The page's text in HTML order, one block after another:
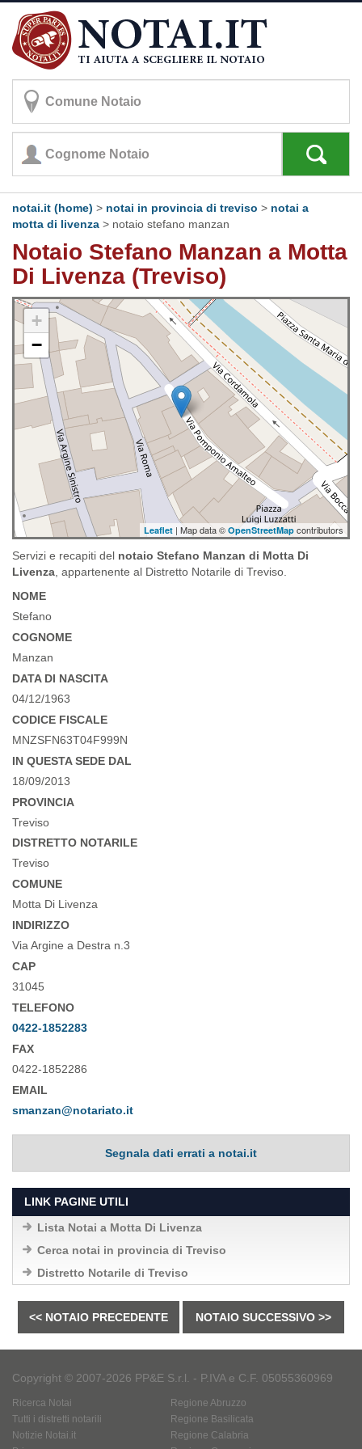
notai.it (home) > notai in provincia di treviso > notai a
motta di livenza > notaio stefano manzan
Notaio Stefano Manzan a Motta
Di Livenza (Treviso)
+
−
Leaflet | Map data © OpenStreetMap contributors
Servizi e recapiti del notaio Stefano Manzan di Motta Di
Livenza , appartenente al Distretto Notarile di Treviso.
NOME
Stefano
COGNOME
Manzan
DATA DI NASCITA
04/12/1963
CODICE FISCALE
MNZSFN63T04F999N
IN QUESTA SEDE DAL
18/09/2013
PROVINCIA
Treviso
DISTRETTO NOTARILE
Treviso
COMUNE
Motta Di Livenza
INDIRIZZO
Via Argine a Destra n.3
CAP
31045
TELEFONO
0422-1852283
FAX
0422-1852286
EMAIL
smanzan@notariato.it
Segnala dati errati a notai.it
LINK PAGINE UTILI
Lista Notai a Motta Di Livenza
Cerca notai in provincia di Treviso
Distretto Notarile di Treviso
<< NOTAIO PRECEDENTE NOTAIO SUCCESSIVO >>
Copyright © 2007-2026 PP&E S.r.l. - P.IVA e C.F. 05055360969
Ricerca Notai
Tutti i distretti notarili
Notizie Notai.it
Regione Abruzzo
Regione Basilicata
Regione Calabria